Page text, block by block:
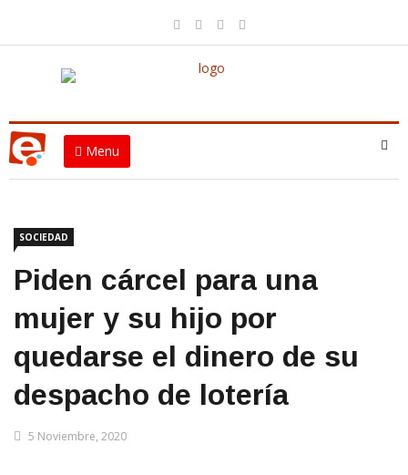
Menu
SOCIEDAD
Piden cárcel para una
mujer y su hijo por
quedarse el dinero de su
despacho de lotería
5 Noviembre, 2020